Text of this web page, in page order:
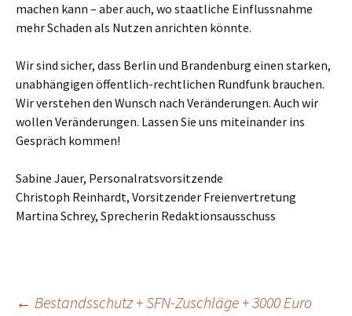
machen kann – aber auch, wo staatliche Einflussnahme
mehr Schaden als Nutzen anrichten könnte.
Wir sind sicher, dass Berlin und Brandenburg einen starken,
unabhängigen öffentlich-rechtlichen Rundfunk brauchen.
Wir verstehen den Wunsch nach Veränderungen. Auch wir
wollen Veränderungen. Lassen Sie uns miteinander ins
Gespräch kommen!
Sabine Jauer, Personalratsvorsitzende
Christoph Reinhardt, Vorsitzender Freienvertretung
Martina Schrey, Sprecherin Redaktionsausschuss
← Bestandsschutz + SFN-Zuschläge + 3000 Euro